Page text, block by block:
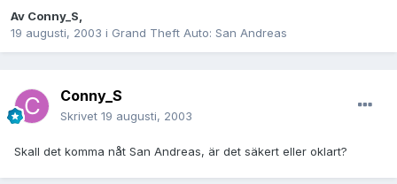
Av Conny_S,
19 augusti, 2003 i Grand Theft Auto: San Andreas
Conny_S
Skrivet 19 augusti, 2003
Skall det komma nåt San Andreas, är det säkert eller oklart?